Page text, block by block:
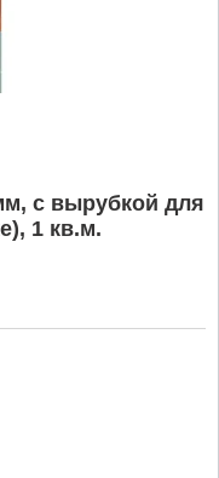
с вырубкой для
1 кв.м.